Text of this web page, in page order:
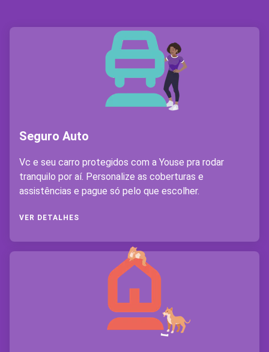
Seguro Auto
Vc e seu carro protegidos com a Youse pra rodar
tranquilo por aí. Personalize as coberturas e
assistências e pague só pelo que escolher.
VER DETALHES